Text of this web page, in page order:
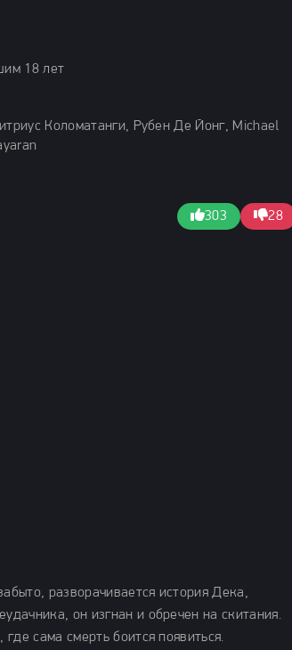
18 лет
Коломатанги, Рубен Де Йонг, Michael
303 28
разворачивается история Дека,
он изгнан и обречен на скитания.
сама смерть боится появиться.